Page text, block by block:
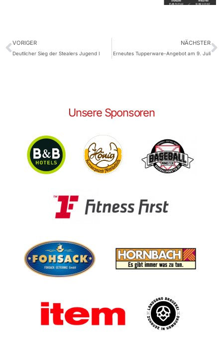
VORIGER
Deutlicher Sieg der Stealers Jugend I
NÄCHSTER
Erneutes Tupperware-Angebot am 9. Juli
Unsere Sponsoren